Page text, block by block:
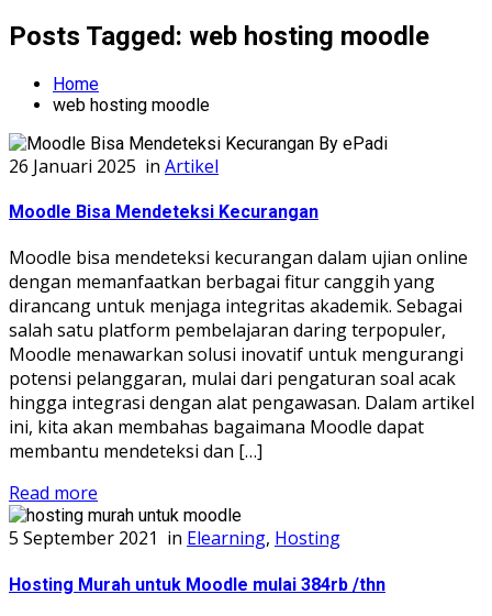
Posts Tagged: web hosting moodle
Home
web hosting moodle
26 Januari 2025 in Artikel
Moodle Bisa Mendeteksi Kecurangan
Moodle bisa mendeteksi kecurangan dalam ujian online
dengan memanfaatkan berbagai fitur canggih yang
dirancang untuk menjaga integritas akademik. Sebagai
salah satu platform pembelajaran daring terpopuler,
Moodle menawarkan solusi inovatif untuk mengurangi
potensi pelanggaran, mulai dari pengaturan soal acak
hingga integrasi dengan alat pengawasan. Dalam artikel
ini, kita akan membahas bagaimana Moodle dapat
membantu mendeteksi dan […]
Read more
5 September 2021 in Elearning, Hosting
Hosting Murah untuk Moodle mulai 384rb /thn